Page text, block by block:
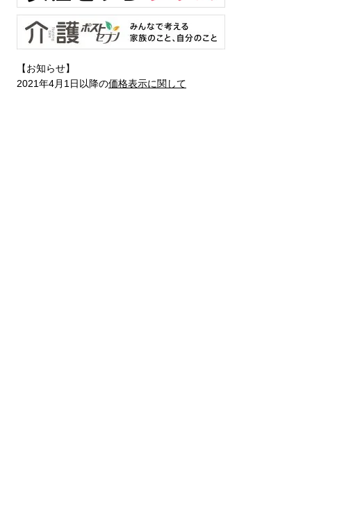
【お知らせ】
2021年4月1日以降の価格表示に関して